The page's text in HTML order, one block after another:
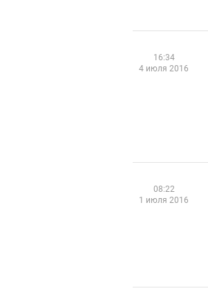
16:34
4 июля 2016
08:22
1 июля 2016